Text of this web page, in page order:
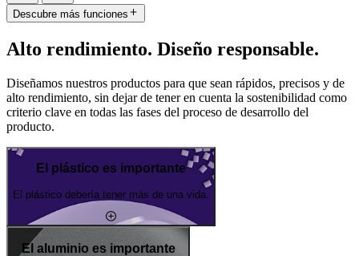
Descubre más funciones
Alto rendimiento. Diseño responsable.
Diseñamos nuestros productos para que sean rápidos, precisos y de
alto rendimiento, sin dejar de tener en cuenta la sostenibilidad como
criterio clave en todas las fases del proceso de desarrollo del
producto.
El plástico es importante
El plástico debería tener más de una vida.
El aluminio es importante